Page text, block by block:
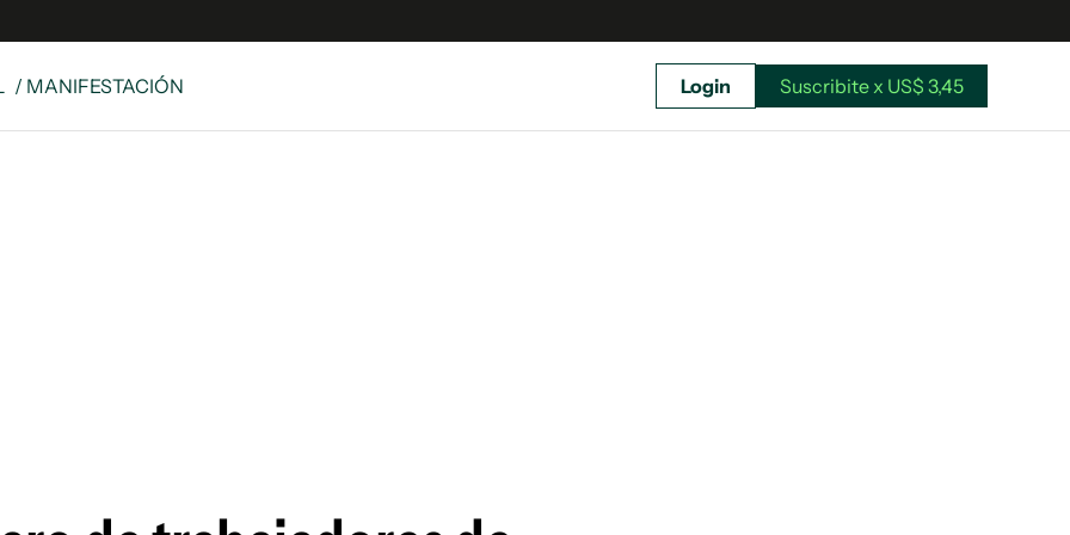
/ MANIFESTACIÓN Login Suscribite x US$ 3,45